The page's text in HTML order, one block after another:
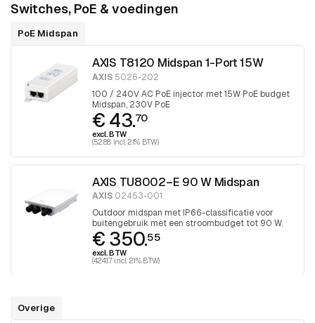
Switches, PoE & voedingen
PoE Midspan
AXIS T8120 Midspan 1-Port 15W
AXIS 5026-202
100 / 240V AC PoE injector met 15W PoE budget
Midspan, 230V PoE
€ 43.70
excl. BTW
(52.88 incl. 21% BTW)
AXIS TU8002–E 90 W Midspan
AXIS 02453-001
Outdoor midspan met IP66-classificatie voor
buitengebruik met een stroombudget tot 90 W.
€ 350.55
excl. BTW
(424.17 incl. 21% BTW)
Overige